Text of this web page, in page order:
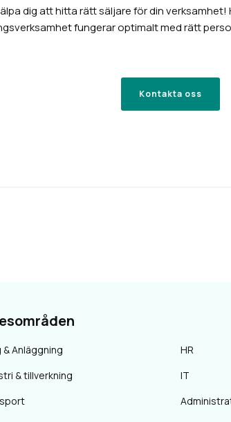
dig att hitta rätt säljare för din
fungerar optimalt med rätt
Kontakta oss
& Anläggning
& tillverkning
HR
IT